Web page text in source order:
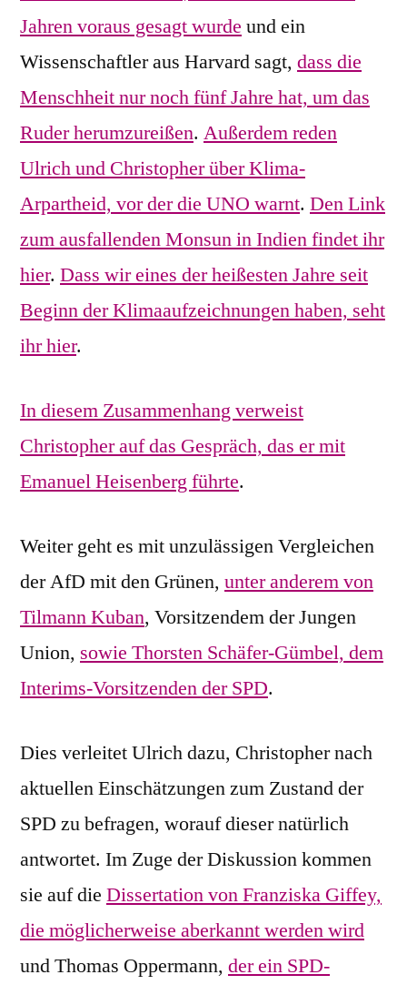
Jahren voraus gesagt wurde und ein
Wissenschaftler aus Harvard sagt, dass die
Menschheit nur noch fünf Jahre hat, um das
Ruder herumzureißen. Außerdem reden
Ulrich und Christopher über Klima-
Arpartheid, vor der die UNO warnt. Den Link
zum ausfallenden Monsun in Indien findet ihr
hier. Dass wir eines der heißesten Jahre seit
Beginn der Klimaaufzeichnungen haben, seht
ihr hier.
In diesem Zusammenhang verweist
Christopher auf das Gespräch, das er mit
Emanuel Heisenberg führte.
Weiter geht es mit unzulässigen Vergleichen
der AfD mit den Grünen, unter anderem von
Tilmann Kuban, Vorsitzendem der Jungen
Union, sowie Thorsten Schäfer-Gümbel, dem
Interims-Vorsitzenden der SPD.
Dies verleitet Ulrich dazu, Christopher nach
aktuellen Einschätzungen zum Zustand der
SPD zu befragen, worauf dieser natürlich
antwortet. Im Zuge der Diskussion kommen
sie auf die Dissertation von Franziska Giffey,
die möglicherweise aberkannt werden wird
und Thomas Oppermann, der ein SPD-